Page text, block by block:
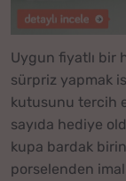
Uygun fiyatlı bir
sürpriz yapmak
kutusunu tercih
sayıda hediye
kupa bardak
porselenden